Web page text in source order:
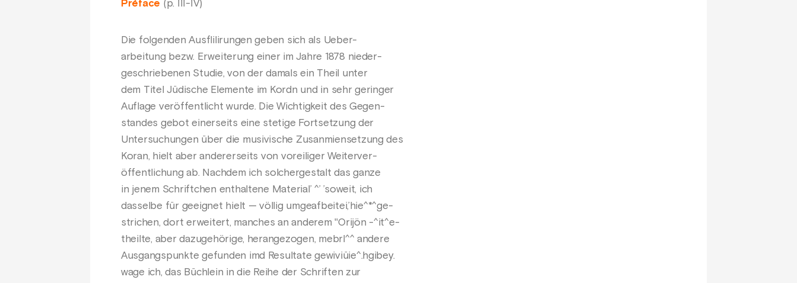
Préface (p. III-IV)
Die folgenden Ausflilirungen geben sich als Ueber-
arbeitung bezw. Erweiterung einer im Jahre 1878 nieder-
geschriebenen Studie, von der damals ein Theil unter
dem Titel Jüdische Elemente im Kordn und in sehr geringer
Auflage veröffentlicht wurde. Die Wichtigkeit des Gegen-
standes gebot einerseits eine stetige Fortsetzung der
Untersuchungen über die musivische Zusanmiensetzung des
Koran, hielt aber andererseits von voreiliger Weiterver-
öffentlichung ab. Nachdem ich solchergestalt das ganze
in jenem Schriftchen enthaltene Material’ ^’ ’soweit, ich
dasselbe für geeignet hielt — völlig umgeafbeitei,’hie^*^ge-
strichen, dort erweitert, manches an anderem "Orijön -^it^e-
theilte, aber dazugehörige, herangezogen, mebrl^^ andere
Ausgangspunkte gefunden imd Resultate gewiviüie^.hgibey.
wage ich, das Büchlein in die Reihe der Schriften zur